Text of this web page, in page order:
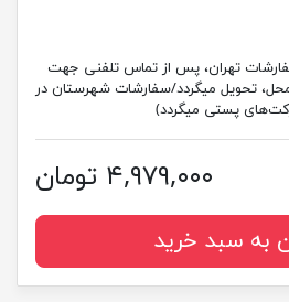
روز (سفارشات تهران، پس از تماس تلفنی جهت
تحویل میگردد/سفارشات شهرستان در
پستی میگردد)
۴,۹۷۹,۰۰۰ تومان
به سبد خرید